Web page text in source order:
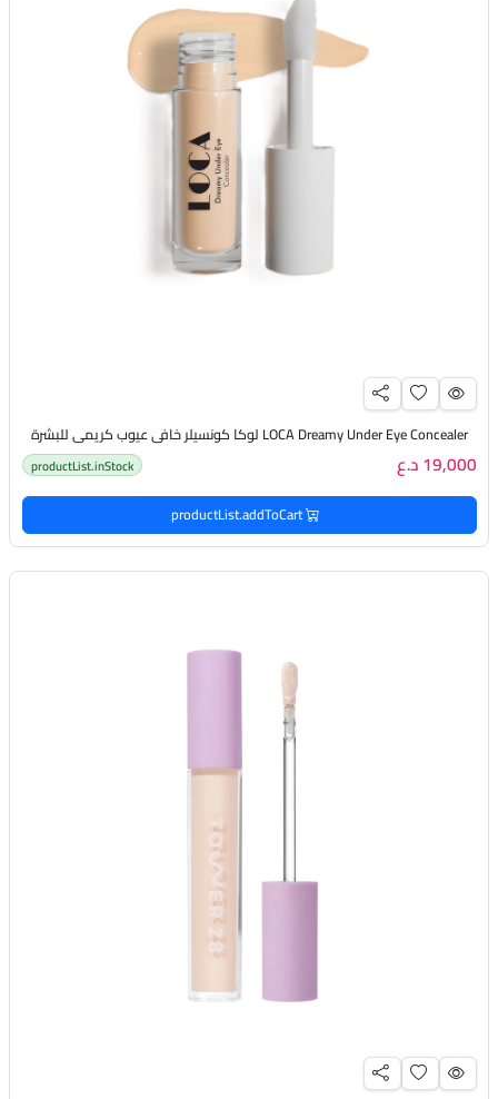
LOCA Dreamy Under Eye Concealer لوكا كونسيلر خافي عيوب كريمي للبشرة
19,000 د.ع productList.inStock
productList.addToCart